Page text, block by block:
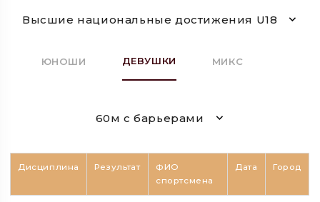
Высшие национальные достижения U18
ЮНОШИ ДЕВУШКИ МИКС
60м с барьерами
Дисциплина Результат
ФИО
спортсмена
Дата Город